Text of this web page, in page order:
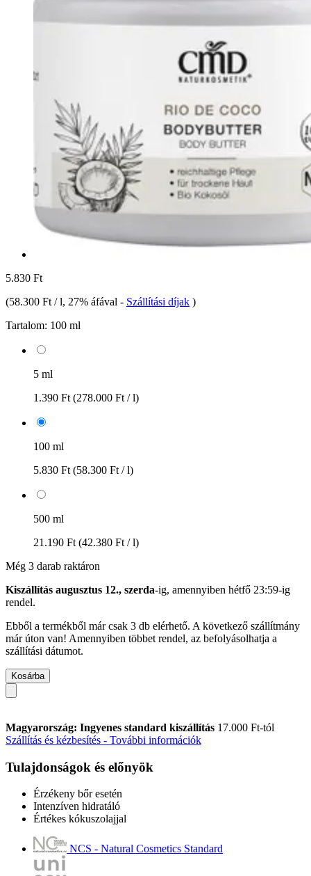
5.830 Ft
(58.300 Ft / l, 27% áfával - Szállítási díjak )
Tartalom: 100 ml
5 ml
1.390 Ft (278.000 Ft / l)
100 ml
5.830 Ft (58.300 Ft / l)
500 ml
21.190 Ft (42.380 Ft / l)
Még 3 darab raktáron
Kiszállítás augusztus 12., szerda-ig, amennyiben hétfő 23:59-ig
rendel.
Ebből a termékből már csak 3 db elérhető. A következő szállítmány
már úton van! Amennyiben többet rendel, az befolyásolhatja a
szállítási dátumot.
Kosárba
Magyarország: Ingyenes standard kiszállítás 17.000 Ft-tól
Szállítás és kézbesítés - További információk
Tulajdonságok és előnyök
Érzékeny bőr esetén
Intenzíven hidratáló
Értékes kókuszolajjal
NCS - Natural Cosmetics Standard